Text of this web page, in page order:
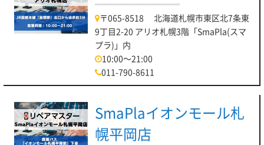
〒065-8518 北海道札幌市東区北7条東
9丁目2-20 アリオ札幌3階「SmaPla(スマ
プラ)」内
10:00～21:00
011-790-8611
SmaPlaイオンモール札
幌平岡店